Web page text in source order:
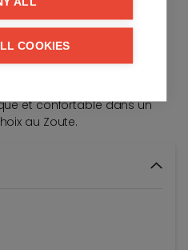
et un local à vélos
chaleur, vous bénéficiez
agréable, aussi bien
climatisation.
qui recherchent un
et confortable dans un
au Zoute.
COOKIES